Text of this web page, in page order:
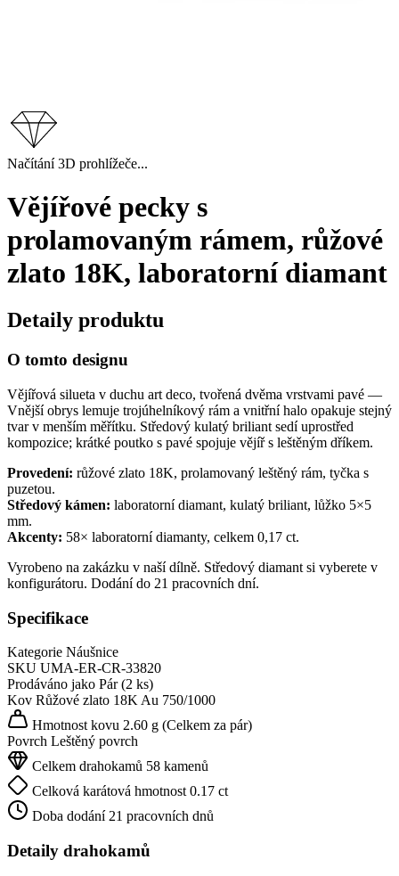
Načítání 3D prohlížeče...
Vějířové pecky s
prolamovaným rámem, růžové
zlato 18K, laboratorní diamant
Detaily produktu
O tomto designu
Vějířová silueta v duchu art deco, tvořená dvěma vrstvami pavé —
Vnější obrys lemuje trojúhelníkový rám a vnitřní halo opakuje stejný
tvar v menším měřítku. Středový kulatý briliant sedí uprostřed
kompozice; krátké poutko s pavé spojuje vějíř s leštěným dříkem.
Provedení: růžové zlato 18K, prolamovaný leštěný rám, tyčka s
puzetou.
Středový kámen: laboratorní diamant, kulatý briliant, lůžko 5×5
mm.
Akcenty: 58× laboratorní diamanty, celkem 0,17 ct.
Vyrobeno na zakázku v naší dílně. Středový diamant si vyberete v
konfigurátoru. Dodání do 21 pracovních dní.
Specifikace
Kategorie Náušnice
SKU UMA-ER-CR-33820
Prodáváno jako Pár (2 ks)
Kov Růžové zlato 18KAu 750/1000
Hmotnost kovu 2.60 g (Celkem za pár)
Povrch Leštěný povrch
Celkem drahokamů 58 kamenů
Celková karátová hmotnost 0.17 ct
Doba dodání 21 pracovních dnů
Detaily drahokamů